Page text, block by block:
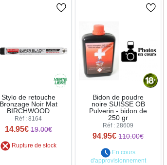
Stylo de retouche
Bronzage Noir Mat
BIRCHWOOD
Réf : 8164
14.95€ 19.00€
Rupture de stock
Bidon de poudre
noire SUISSE OB
Pulverin - bidon de
250 gr
Réf : 28609
94.95€ 110.00€
En cours
d'approvisionnement